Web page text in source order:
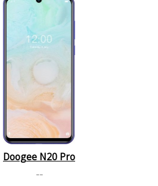
Doogee N20 Pro
--